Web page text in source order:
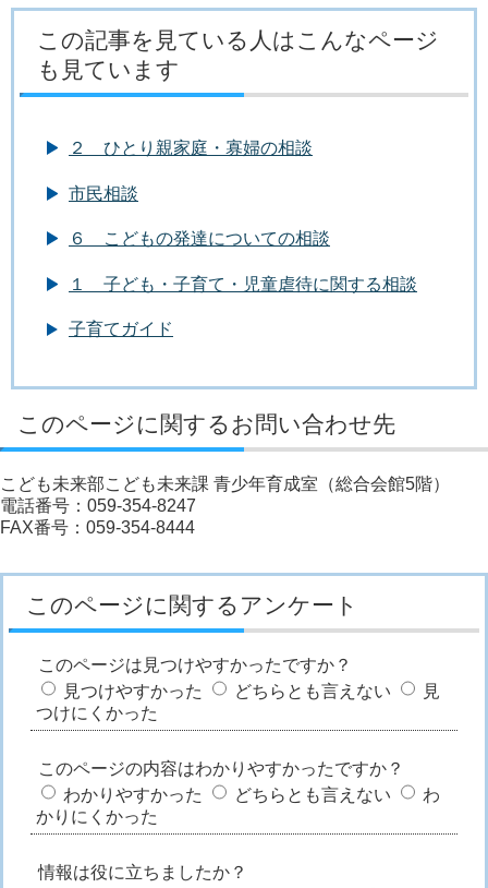
この記事を見ている人はこんなページ
も見ています
２ ひとり親家庭・寡婦の相談
市民相談
６ こどもの発達についての相談
１ 子ども・子育て・児童虐待に関する相談
子育てガイド
このページに関するお問い合わせ先
こども未来部こども未来課 青少年育成室（総合会館5階）
電話番号：059-354-8247
FAX番号：059-354-8444
このページに関するアンケート
このページは見つけやすかったですか？
見つけやすかった
どちらとも言えない
見
つけにくかった
このページの内容はわかりやすかったですか？
わかりやすかった
どちらとも言えない
わ
かりにくかった
情報は役に立ちましたか？